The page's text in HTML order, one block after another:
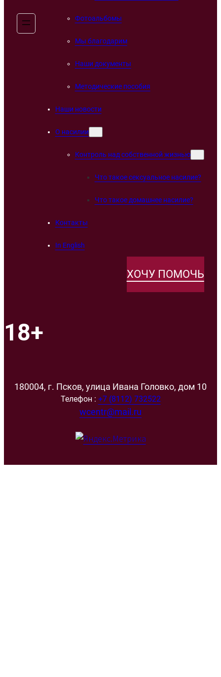
Фотоальбомы
Мы благодарим
Наши документы
Методические пособия
Наши новости
О насилии
Контроль над собственной жизнью
Что такое сексуальное насилие?
Что такое домашнее насилие?
Контакты
In English
ХОЧУ ПОМОЧЬ
18+
180004, г. Псков, улица Ивана Головко, дом 10
Телефон : +7 (8112) 732522
wcentr@mail.ru